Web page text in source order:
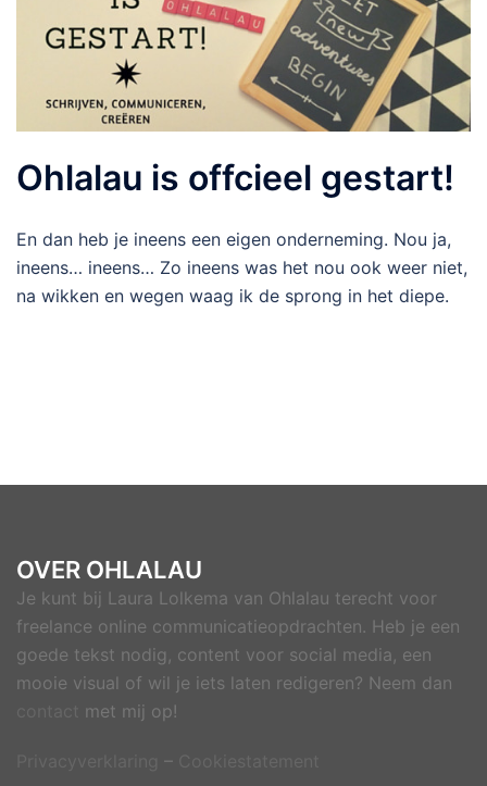
Ohlalau is offcieel gestart!
En dan heb je ineens een eigen onderneming. Nou ja,
ineens… ineens… Zo ineens was het nou ook weer niet,
na wikken en wegen waag ik de sprong in het diepe.
OVER OHLALAU
Je kunt bij Laura Lolkema van Ohlalau terecht voor
freelance online communicatieopdrachten. Heb je een
goede tekst nodig, content voor social media, een
mooie visual of wil je iets laten redigeren? Neem dan
met mij op!
–